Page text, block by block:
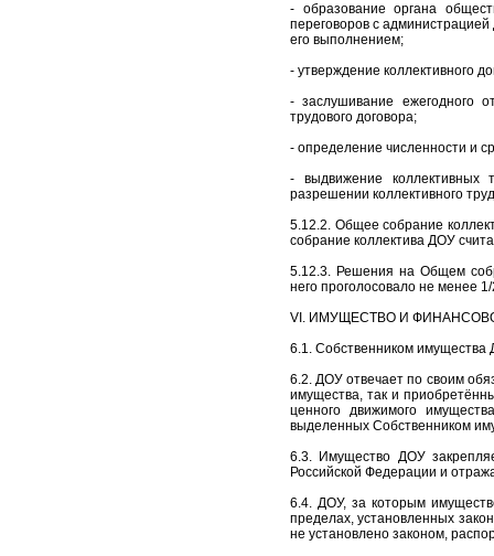
- образование органа
переговоров с
его выполнением;
- утверждение коллективного
- заслушивание ежегодного
трудового договора;
- определение численности и
- выдвижение коллективных
разрешении коллективного
5.12.2. Общее собрание
собрание коллектива ДОУ
5.12.3. Решения на Общем
него проголосовало не менее
VI. ИМУЩЕСТВО И
6.1. Собственником имущества
6.2. ДОУ отвечает по своим
имущества, так и
ценного движимого
выделенных Собственником
6.3. Имущество ДОУ
Российской Федерации и
6.4. ДОУ, за которым
пределах, установленных
не установлено законом,